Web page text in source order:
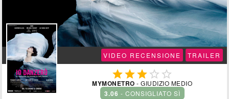
VIDEO RECENSIONE TRAILER
  
MYMONETRO - GIUDIZIO MEDIO
3.06 - CONSIGLIATO SÌ